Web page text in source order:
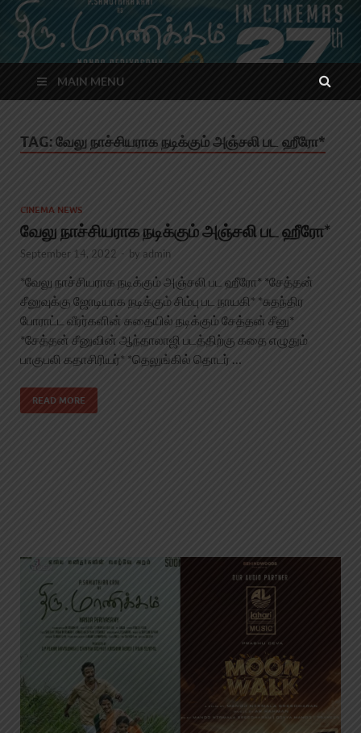
MAIN MENU
TAG:வேலு நாச்சியராக நடிக்கும் அஞ்சலி பட ஹீரோ*
CINEMA NEWS
வேலு நாச்சியராக நடிக்கும் அஞ்சலி பட ஹீரோ*
September 14, 2022 - by admin
*வேலு நாச்சியராக நடிக்கும் அஞ்சலி பட ஹீரோ* *சேத்தன்
சீனுவுக்கு ஜோடியாக நடிக்கும் சிம்பு பட நாயகி* *சுதந்திர
போராட்ட வீரர்களின் கதையில் நடிக்கும் சேத்தன் சீனு*
*சேத்தன் சீனுவின் ஆந்தாலாஜி படத்திற்கு கதை எழுதும்
பாகுபலி கதாசிரியர்* *தெலுங்கில் தொடர் …
READ MORE